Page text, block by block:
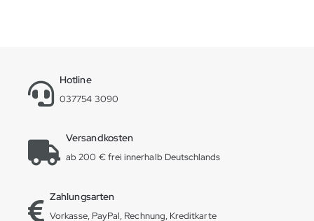
Hotline
037754 3090
Versandkosten
ab 200 € frei innerhalb Deutschlands
Zahlungsarten
Vorkasse, PayPal, Rechnung, Kreditkarte